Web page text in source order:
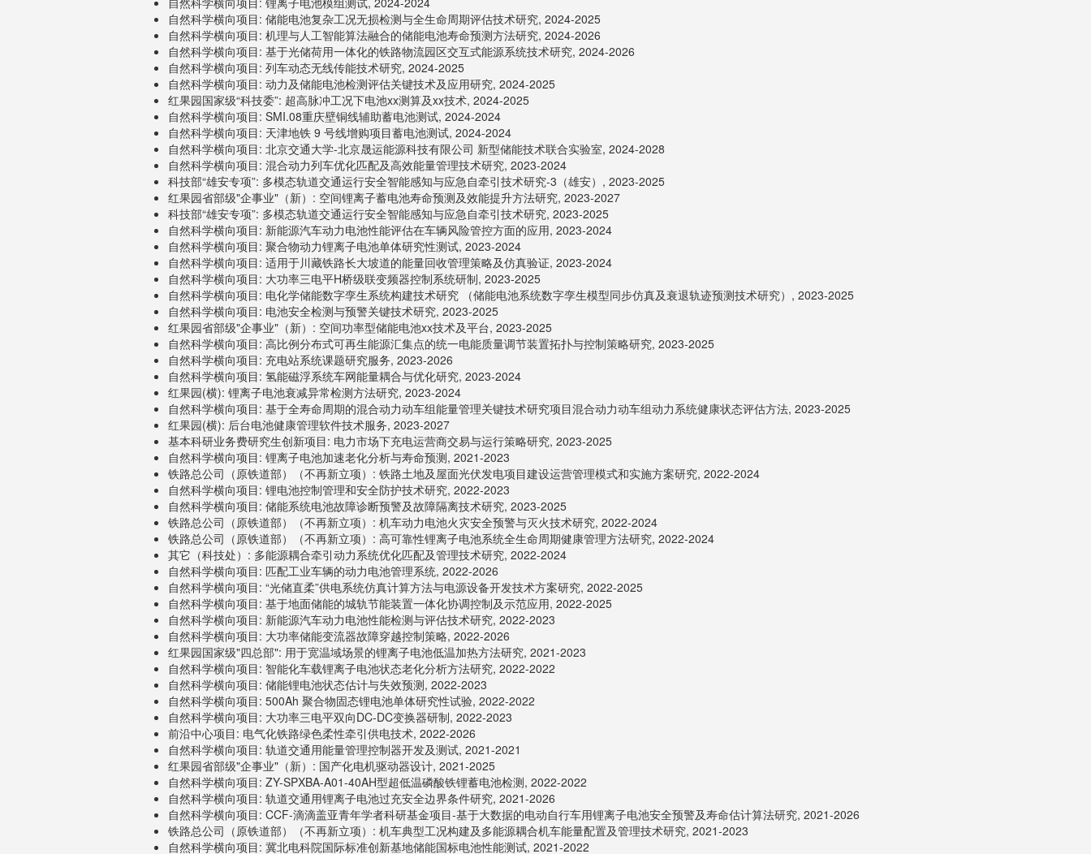
自然科学横向项目: 储能电池复杂工况无损检测与全生命周期评估技术研究, 2024-2025
自然科学横向项目: 机理与人工智能算法融合的储能电池寿命预测方法研究, 2024-2026
自然科学横向项目: 基于光储荷用一体化的铁路物流园区交互式能源系统技术研究, 2024-2026
自然科学横向项目: 列车动态无线传能技术研究, 2024-2025
自然科学横向项目: 动力及储能电池检测评估关键技术及应用研究, 2024-2025
红果园国家级“科技委”: 超高脉冲工况下电池xx测算及xx技术, 2024-2025
自然科学横向项目: SMI.08重庆壁铜线辅助蓄电池测试, 2024-2024
自然科学横向项目: 天津地铁 9 号线增购项目蓄电池测试, 2024-2024
自然科学横向项目: 北京交通大学-北京晟运能源科技有限公司 新型储能技术联合实验室, 2024-2028
自然科学横向项目: 混合动力列车优化匹配及高效能量管理技术研究, 2023-2024
科技部“雄安专项”: 多模态轨道交通运行安全智能感知与应急自牵引技术研究-3（雄安）, 2023-2025
红果园省部级"企事业"（新）: 空间锂离子蓄电池寿命预测及效能提升方法研究, 2023-2027
科技部“雄安专项”: 多模态轨道交通运行安全智能感知与应急自牵引技术研究, 2023-2025
自然科学横向项目: 新能源汽车动力电池性能评估在车辆风险管控方面的应用, 2023-2024
自然科学横向项目: 聚合物动力锂离子电池单体研究性测试, 2023-2024
自然科学横向项目: 适用于川藏铁路长大坡道的能量回收管理策略及仿真验证, 2023-2024
自然科学横向项目: 大功率三电平H桥级联变频器控制系统研制, 2023-2025
自然科学横向项目: 电化学储能数字孪生系统构建技术研究 （储能电池系统数字孪生模型同步仿真及衰退轨迹预测技术研究）, 2023-2025
自然科学横向项目: 电池安全检测与预警关键技术研究, 2023-2025
红果园省部级"企事业"（新）: 空间功率型储能电池xx技术及平台, 2023-2025
自然科学横向项目: 高比例分布式可再生能源汇集点的统一电能质量调节装置拓扑与控制策略研究, 2023-2025
自然科学横向项目: 充电站系统课题研究服务, 2023-2026
自然科学横向项目: 氢能磁浮系统车网能量耦合与优化研究, 2023-2024
红果园(横): 锂离子电池衰减异常检测方法研究, 2023-2024
自然科学横向项目: 基于全寿命周期的混合动力动车组能量管理关键技术研究项目混合动力动车组动力系统健康状态评估方法, 2023-2025
红果园(横): 后台电池健康管理软件技术服务, 2023-2027
基本科研业务费研究生创新项目: 电力市场下充电运营商交易与运行策略研究, 2023-2025
自然科学横向项目: 锂离子电池加速老化分析与寿命预测, 2021-2023
铁路总公司（原铁道部）（不再新立项）: 铁路土地及屋面光伏发电项目建设运营管理模式和实施方案研究, 2022-2024
自然科学横向项目: 锂电池控制管理和安全防护技术研究, 2022-2023
自然科学横向项目: 储能系统电池故障诊断预警及故障隔离技术研究, 2023-2025
铁路总公司（原铁道部）（不再新立项）: 机车动力电池火灾安全预警与灭火技术研究, 2022-2024
铁路总公司（原铁道部）（不再新立项）: 高可靠性锂离子电池系统全生命周期健康管理方法研究, 2022-2024
其它（科技处）: 多能源耦合牵引动力系统优化匹配及管理技术研究, 2022-2024
自然科学横向项目: 匹配工业车辆的动力电池管理系统, 2022-2026
自然科学横向项目: “光储直柔”供电系统仿真计算方法与电源设备开发技术方案研究, 2022-2025
自然科学横向项目: 基于地面储能的城轨节能装置一体化协调控制及示范应用, 2022-2025
自然科学横向项目: 新能源汽车动力电池性能检测与评估技术研究, 2022-2023
自然科学横向项目: 大功率储能变流器故障穿越控制策略, 2022-2026
红果园国家级"四总部": 用于宽温域场景的锂离子电池低温加热方法研究, 2021-2023
自然科学横向项目: 智能化车载锂离子电池状态老化分析方法研究, 2022-2022
自然科学横向项目: 储能锂电池状态估计与失效预测, 2022-2023
自然科学横向项目: 500Ah 聚合物固态锂电池单体研究性试验, 2022-2022
自然科学横向项目: 大功率三电平双向DC-DC变换器研制, 2022-2023
前沿中心项目: 电气化铁路绿色柔性牵引供电技术, 2022-2026
自然科学横向项目: 轨道交通用能量管理控制器开发及测试, 2021-2021
红果园省部级"企事业"（新）: 国产化电机驱动器设计, 2021-2025
自然科学横向项目: ZY-SPXBA-A01-40AH型超低温磷酸铁锂蓄电池检测, 2022-2022
自然科学横向项目: 轨道交通用锂离子电池过充安全边界条件研究, 2021-2026
自然科学横向项目: CCF-滴滴盖亚青年学者科研基金项目-基于大数据的电动自行车用锂离子电池安全预警及寿命估计算法研究, 2021-2026
铁路总公司（原铁道部）（不再新立项）: 机车典型工况构建及多能源耦合机车能量配置及管理技术研究, 2021-2023
自然科学横向项目: 冀北电科院国际标准创新基地储能国标电池性能测试, 2021-2022